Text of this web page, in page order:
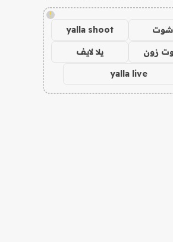
!
شوت yalla shoot
زون يلا لايف
yalla live